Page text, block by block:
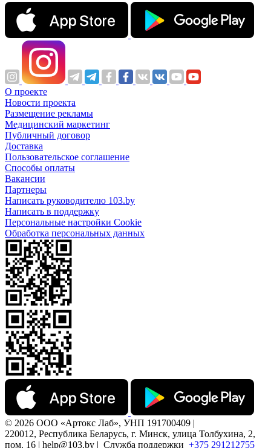
О проекте
Новости проекта
Размещение рекламы
Медицинский маркетинг
Публичный договор
Доставка
Пользовательское соглашение
Способы оплаты
Вакансии
Партнеры
Написать руководителю 103.by
Написать в поддержку
Персональные настройки Cookie
Обработка персональных данных
© 2026 ООО «Артокс Лаб», УНП 191700409 |
220012, Республика Беларусь, г. Минск, улица Толбухина, 2,
пом. 16 | help@103.by | Служба поддержки +375 291212755